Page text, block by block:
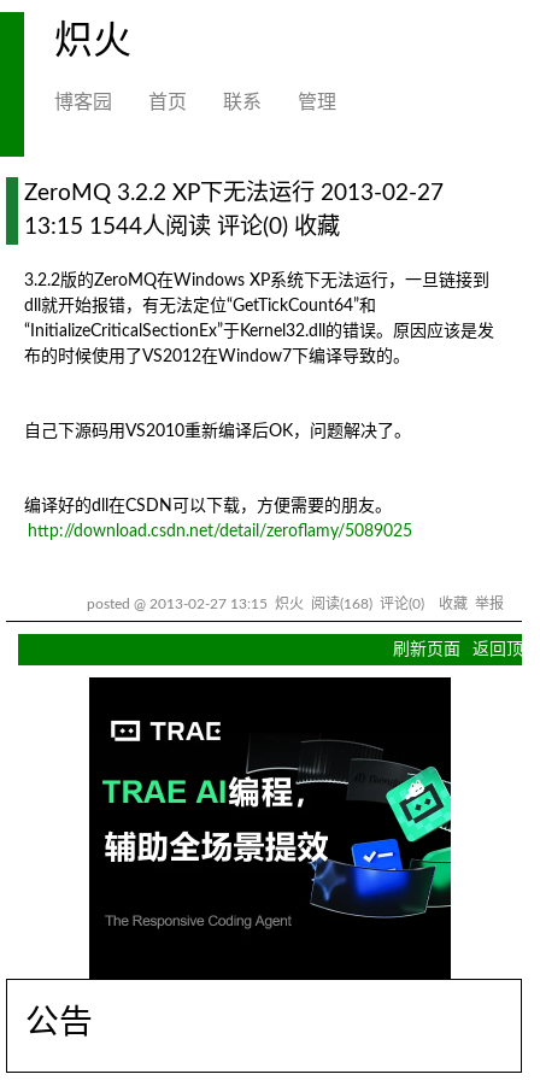
炽火
博客园 首页 联系 管理
ZeroMQ 3.2.2 XP下无法运行 2013-02-27
13:15 1544人阅读 评论(0) 收藏
3.2.2版的ZeroMQ在Windows XP系统下无法运行，一旦链接到
dll就开始报错，有无法定位“GetTickCount64”和
“InitializeCriticalSectionEx”于Kernel32.dll的错误。原因应该是发
布的时候使用了VS2012在Window7下编译导致的。
自己下源码用VS2010重新编译后OK，问题解决了。
编译好的dll在CSDN可以下载，方便需要的朋友。
http://download.csdn.net/detail/zeroflamy/5089025
posted @ 2013-02-27 13:15 炽火 阅读(168) 评论(0) 收藏 举报
刷新页面 返回顶部
公告